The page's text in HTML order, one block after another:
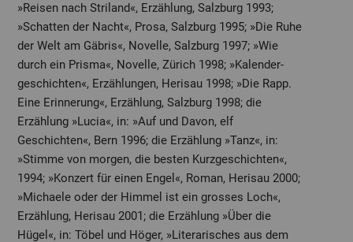
»Reisen nach Striland«, Erzählung, Salzburg 1993;
»Schatten der Nacht«, Prosa, Salzburg 1995; »Die Ruhe
der Welt am Gäbris«, Novelle, Salzburg 1997; »Wie
durch ein Prisma«, Novelle, Zürich 1998; »Kalender­
geschichten«, Erzählungen, Herisau 1998; »Die Rapp.
Eine Erinnerung«, Erzählung, Salzburg 1998; die
Erzählung »Lucia«, in: »Auf und Davon, elf
Geschichten«, Bern 1996; die Erzählung »Tanz«, in:
»Stimme von morgen, die besten Kurzgeschichten«,
1994; »Konzert für einen Engel«, Roman, Herisau 2000;
»Michaele oder der Himmel ist ein grosses Loch«,
Erzählung, Herisau 2001; die Erzählung »Über die
Hügel«, in: Töbel und Höger, »Literarisches aus dem